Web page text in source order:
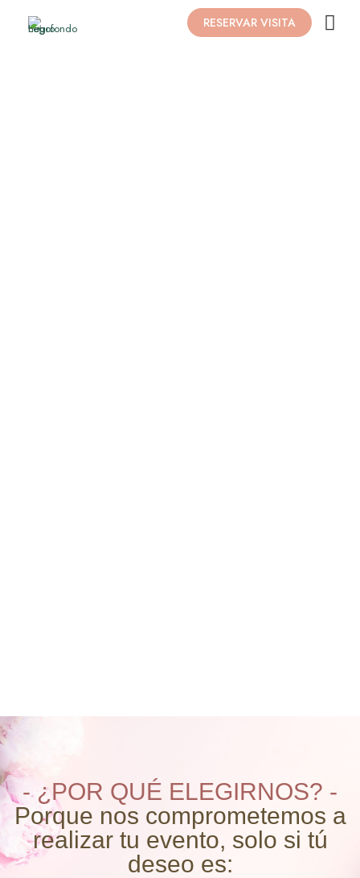
RESERVAR VISITA
- ¿POR QUÉ ELEGIRNOS? -
Porque nos comprometemos a
realizar tu evento, solo si tú
deseo es: